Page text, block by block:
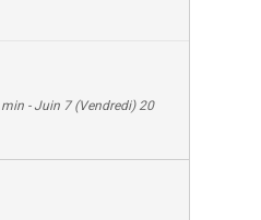
- Juin 7 (Vendredi) 20